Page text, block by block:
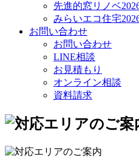
先進的窓リノベ
みらいエコ住宅
お問い合わせ
お問い合わせ
LINE相談
お見積もり
オンライン相談
資料請求